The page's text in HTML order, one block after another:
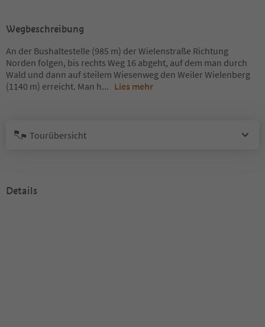
Wegbeschreibung
An der Bushaltestelle (985 m) der Wielenstraße Richtung
Norden folgen, bis rechts Weg 16 abgeht, auf dem man durch
Wald und dann auf steilem Wiesenweg den Weiler Wielenberg
(1140 m) erreicht. Man h... Lies mehr
Tourübersicht
Details